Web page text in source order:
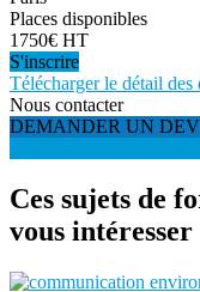
Places disponibles
1750€ HT
S'inscrire
Télécharger le détail des
Nous contacter
DEMANDER UN
Ces sujets de
vous intéresser